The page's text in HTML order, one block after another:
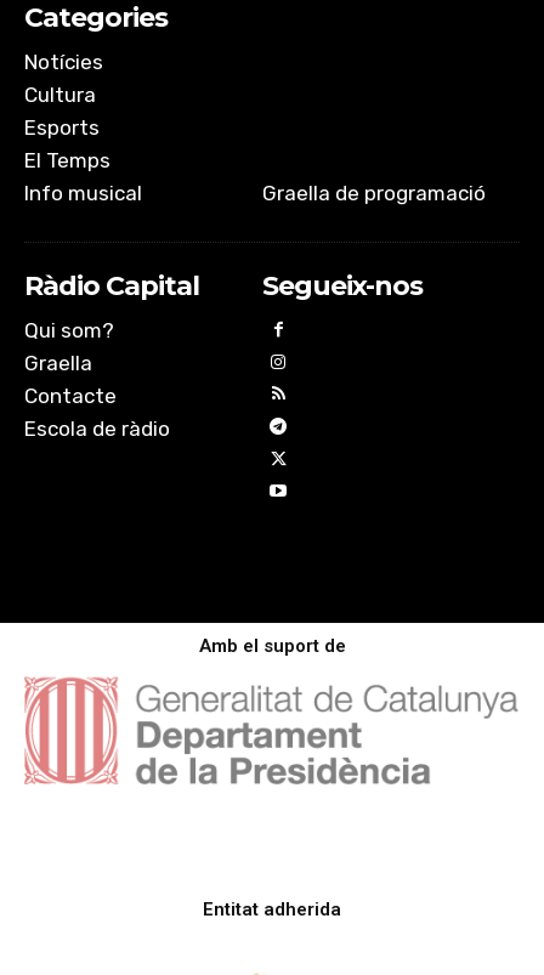
Categories
Notícies
Cultura
Esports
El Temps
Info musical
Graella de programació
Ràdio Capital
Qui som?
Graella
Contacte
Escola de ràdio
Segueix-nos
Amb el suport de
Entitat adherida